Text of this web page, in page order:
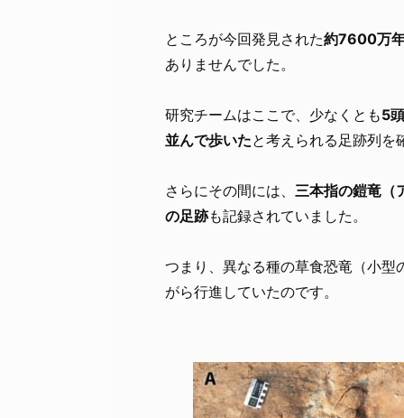
ところが今回発見された約7600万
ありませんでした。
研究チームはここで、少なくとも5
並んで歩いたと考えられる足跡列を
さらにその間には、 三本指の鎧竜（
の足跡も記録されていました。
つまり、異なる種の草食恐竜（小
がら行進していたのです。